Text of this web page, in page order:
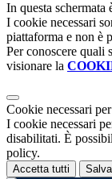
In questa schermata
I cookie necessari
piattaforma e non è
Per conoscere quali
visionare la
Cookie necessari
I cookie necessari
disabilitati. È
policy.
Accetta tutti